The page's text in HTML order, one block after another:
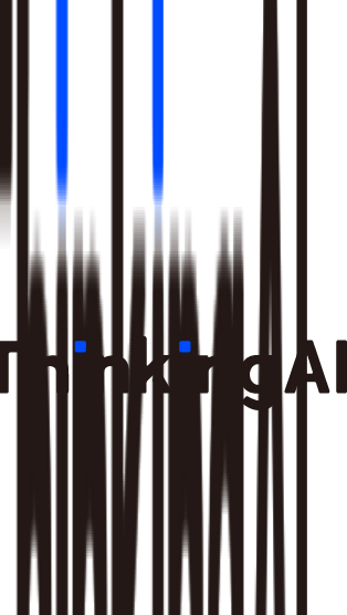
费转化漏斗基线
时的漏斗配置与诊断
估其对漏斗各环节的影响
的漏斗搭建与效果对比设计
斗标准口径搭建
歧。Skill 推荐五步标准漏斗：触发付费
城页面→点击购买按钮→进入支付流程→完
间窗口设为 2 小时、分组维度按付费分层
后发现"浏览→点击"转化率仅 15%，A/B 测
，整体付费率提升 1.8 个百分点。